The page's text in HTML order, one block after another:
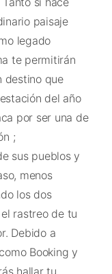
paisaje
legado
te permitirán
destino que
del año
por ser una de
;
sus pueblos y
menos
los dos
rastreo de tu
Debido a
Booking y
hallar tu